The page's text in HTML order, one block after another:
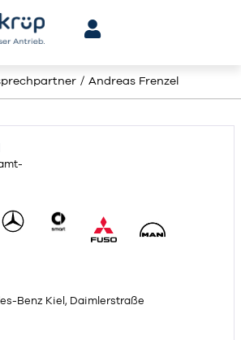
Andreas Frenzel
Benz Kiel, Daimlerstraße